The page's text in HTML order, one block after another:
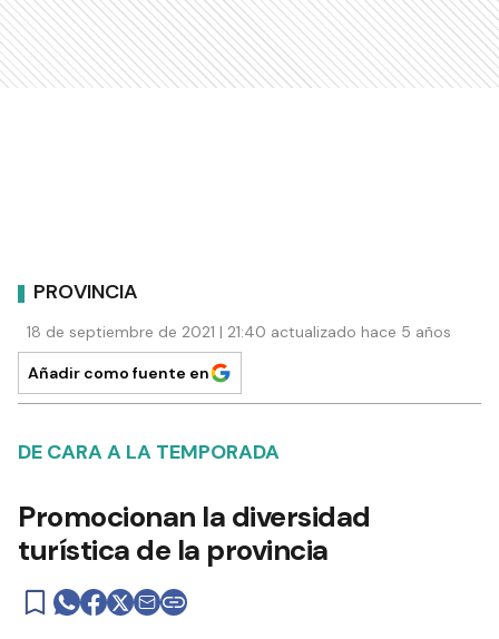
PROVINCIA
18 de septiembre de 2021 | 21:40 actualizado hace 5 años
Añadir como fuente en
DE CARA A LA TEMPORADA
Promocionan la diversidad
turística de la provincia